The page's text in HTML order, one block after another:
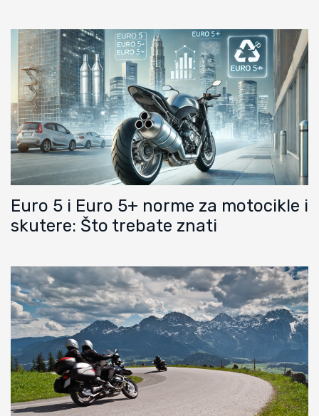
Euro 5 i Euro 5+ norme za motocikle i
skutere: Što trebate znati